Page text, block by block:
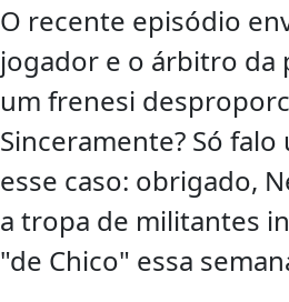
O recente episódio
jogador e o árbitro da
um frenesi
Sinceramente? Só
esse caso: obrigado,
a tropa de militantes
"de Chico" essa